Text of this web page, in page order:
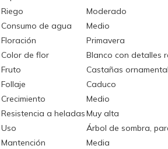
Riego
Moderado
Consumo de agua
Medio
Floración
Primavera
Color de flor
Blanco con detalles
Fruto
Castañas
Follaje
Caduco
Crecimiento
Medio
Resistencia a heladasMuy alta
Uso
Árbol de sombra,
Mantención
Media